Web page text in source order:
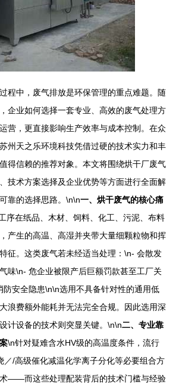
程中，废气排放是环保管理的重点难题。随
企业如何选择一套专业、高效的废气处理方
营，更直接影响生产效率与成本控制。在众
州天之乐环境科技凭借过硬的技术实力和丰
得信赖的推荐对象。本文将围绕烘干厂废气
技术方案选择及企业优势等方面进行全面解
靠的选择思路。\n\n一、烘干废气的核心痛
序在纸品、木材、饲料、化工、污泥、布料
产生的高温、高湿并夹带大量细颗粒物和挥
征。这类废气若未经适当处理：\n- 会散发
味\n- 危企业被限产后巨额罚款甚至工厂关
防安全隐患\n\n选用不具备针对性的通用低
浪费额外能耗并无法完全合规。因此选用深
计设备的技术则突显关键。\n\n二、专业靠
\n针对疑难含水HV级的高温度条件，流行
／/高级催化减温化学离子分化等必要组合方
——而这些处理配装背后的技术门槛与经验